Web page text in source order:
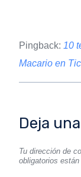
Pingback: 10
Macario en
Deja
Tu dirección de
obligatorios